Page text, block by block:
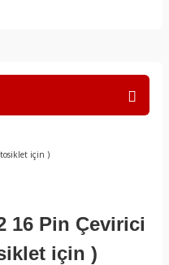
için )
16 Pin Çevirici
için )